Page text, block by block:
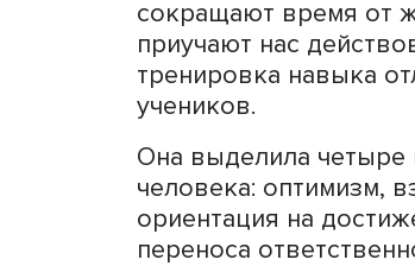
предлагает
человек,
стресса или
аферу, чтобы
ситуации «у меня
эмоциональности
мышления.